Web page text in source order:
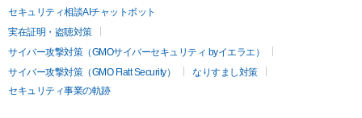
セキュリティ相談AIチャットボット
実在証明・盗聴対策
サイバー攻撃対策（GMOサイバーセキュリティ byイエラエ）
サイバー攻撃対策（GMO Flatt Security）
なりすまし対策
セキュリティ事業の軌跡